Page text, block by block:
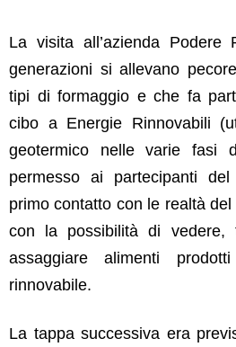
La visita all’azienda
generazioni si allevano
tipi di formaggio e che fa
cibo a Energie Rinnovabili
geotermico nelle varie fasi
permesso ai partecipanti
primo contatto con le realtà
con la possibilitàdi vedere,
assaggiare alimenti
rinnovabile.
La tappa successiva era